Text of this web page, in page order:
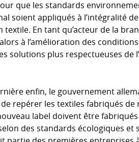
que les standards
soient appliqués à l’intégralité
En tant qu’acteur de la
à l’amélioration des
solutions plus respectueuses de
enfin, le gouvernement
repérer les textiles fabriqués
label doivent être
des standards écologiques et